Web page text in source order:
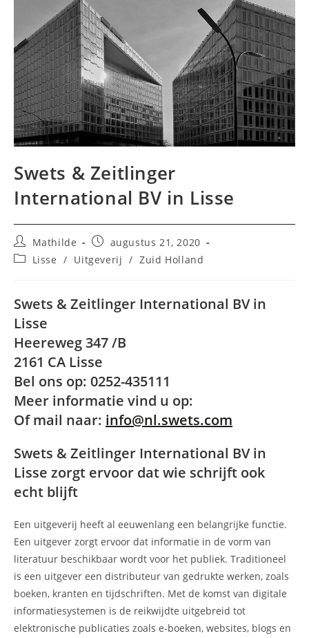
Swets & Zeitlinger
International BV in Lisse
Bericht
auteur:
Mathilde
Bericht
gepubliceerd
op:
augustus 21, 2020
Berichtcategorie:
Lisse / Uitgeverij / Zuid Holland
Swets & Zeitlinger International BV in
Lisse
Heereweg 347 /B
2161 CA Lisse
Bel ons op: 0252-435111
Meer informatie vind u op:
Of mail naar: info@nl.swets.com
Swets & Zeitlinger International BV in
Lisse zorgt ervoor dat wie schrijft ook
echt blijft
Een uitgeverij heeft al eeuwenlang een belangrijke functie.
Een uitgever zorgt ervoor dat informatie in de vorm van
literatuur beschikbaar wordt voor het publiek. Traditioneel
is een uitgever een distributeur van gedrukte werken, zoals
boeken, kranten en tijdschriften. Met de komst van digitale
informatiesystemen is de reikwijdte uitgebreid tot
elektronische publicaties zoals e-boeken, websites, blogs en